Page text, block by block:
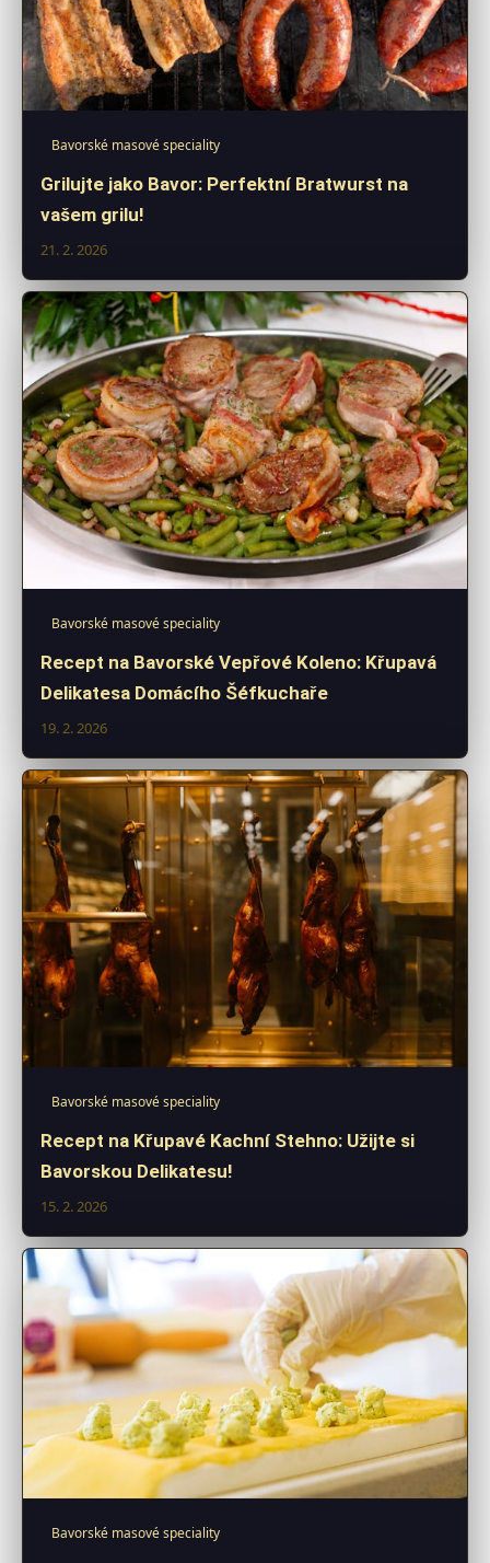
Bavorské masové speciality
Grilujte jako Bavor: Perfektní Bratwurst na
vašem grilu!
21. 2. 2026
Bavorské masové speciality
Recept na Bavorské Vepřové Koleno: Křupavá
Delikatesa Domácího Šéfkuchaře
19. 2. 2026
Bavorské masové speciality
Recept na Křupavé Kachní Stehno: Užijte si
Bavorskou Delikatesu!
15. 2. 2026
Bavorské masové speciality